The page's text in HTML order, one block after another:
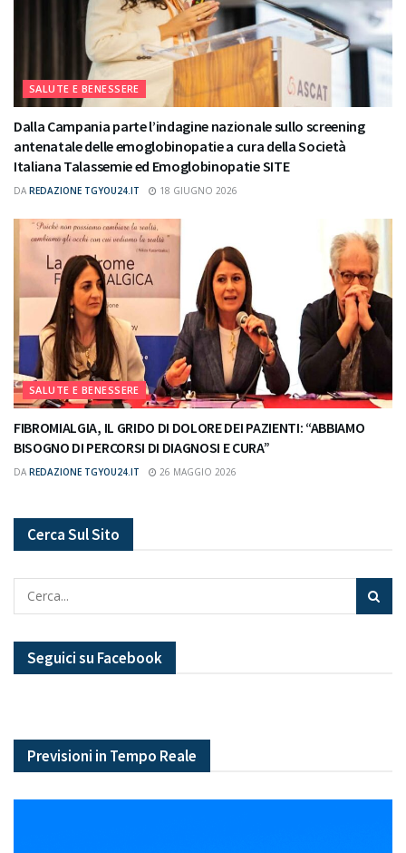
SALUTE E BENESSERE
Dalla Campania parte l’indagine nazionale sullo screening
antenatale delle emoglobinopatie a cura della Società
Italiana Talassemie ed Emoglobinopatie SITE
DA REDAZIONE TGYOU24.IT 18 GIUGNO 2026
SALUTE E BENESSERE
FIBROMIALGIA, IL GRIDO DI DOLORE DEI PAZIENTI: “ABBIAMO
BISOGNO DI PERCORSI DI DIAGNOSI E CURA”
DA REDAZIONE TGYOU24.IT 26 MAGGIO 2026
Cerca Sul Sito
Seguici su Facebook
Previsioni in Tempo Reale